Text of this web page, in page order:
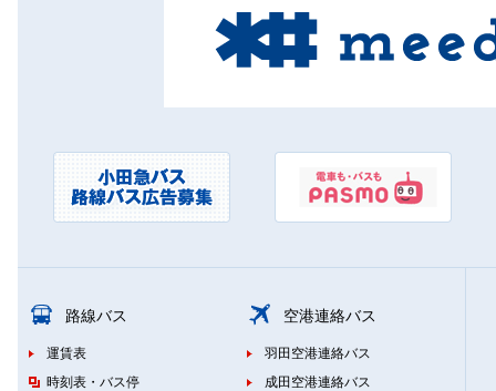
路線バス
運賃表
時刻表・バス停
空港連絡バス
羽田空港連絡バス
成田空港連絡バス